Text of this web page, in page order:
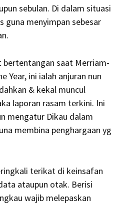
sebulan. Di dalam situasi
guna menyimpan sebesar
bertentangan saat Merriam-
Year, ini ialah anjuran nun
& kekal muncul
laporan rasam terkini. Ini
mengatur Dikau dalam
membina penghargaan yg
terikat di keinsafan
ataupun otak. Berisi
wajib melepaskan